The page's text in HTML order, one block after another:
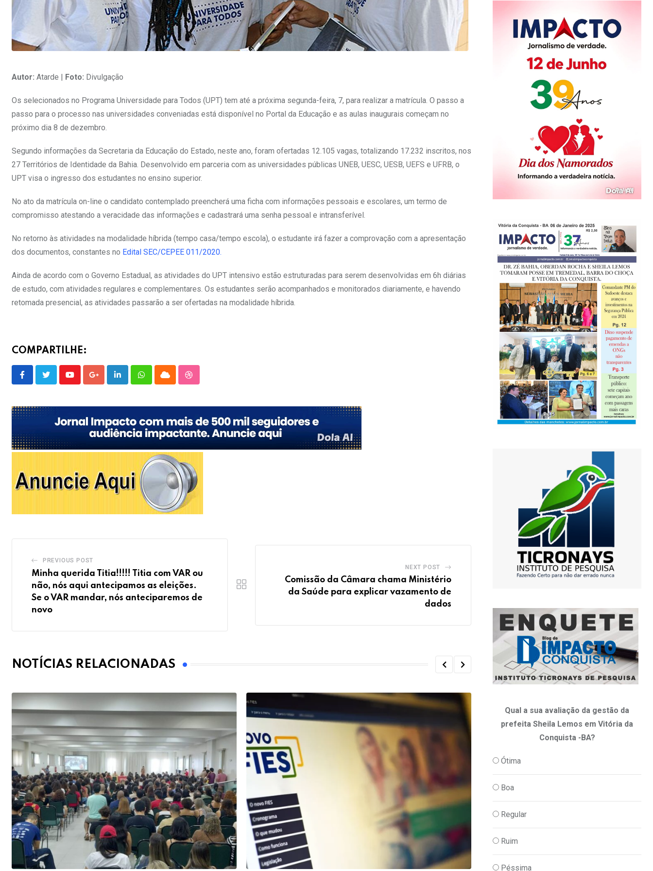
Autor: Atarde | Foto: Divulgação
Os selecionados no Programa Universidade para Todos (UPT) tem até a próxima segunda-feira, 7, para realizar a matrícula. O passo a
passo para o processo nas universidades conveniadas está disponível no Portal da Educação e as aulas inaugurais começam no
próximo dia 8 de dezembro.
Segundo informações da Secretaria da Educação do Estado, neste ano, foram ofertadas 12.105 vagas, totalizando 17.232 inscritos, nos
27 Territórios de Identidade da Bahia. Desenvolvido em parceria com as universidades públicas UNEB, UESC, UESB, UEFS e UFRB, o
UPT visa o ingresso dos estudantes no ensino superior.
No ato da matrícula on-line o candidato contemplado preencherá uma ficha com informações pessoais e escolares, um termo de
compromisso atestando a veracidade das informações e cadastrará uma senha pessoal e intransferível.
No retorno às atividades na modalidade híbrida (tempo casa/tempo escola), o estudante irá fazer a comprovação com a apresentação
dos documentos, constantes no Edital SEC/CEPEE 011/2020.
Ainda de acordo com o Governo Estadual, as atividades do UPT intensivo estão estruturadas para serem desenvolvidas em 6h diárias
de estudo, com atividades regulares e complementares. Os estudantes serão acompanhados e monitorados diariamente, e havendo
retomada presencial, as atividades passarão a ser ofertadas na modalidade híbrida.
COMPARTILHE:
YoutubeGoogle+LinkedInWhatsappCloud StumbleUpon
PREVIOUS POST
Minha querida Titia!!!!! Titia com VAR ou
não, nós aqui antecipamos as eleições.
Se o VAR mandar, nós anteciparemos de
novo
NEXT POST
Comissão da Câmara chama Ministério
da Saúde para explicar vazamento de
dados
NOTÍCIAS RELACIONADAS
Qual a sua avaliação da gestão da
prefeita Sheila Lemos em Vitória da
Conquista -BA?
Ótima
Boa
Regular
Ruim
Péssima